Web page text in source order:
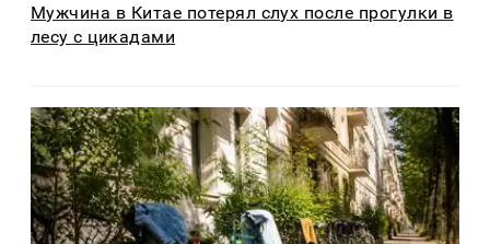
Мужчина в Китае потерял слух после прогулки в
лесу с цикадами